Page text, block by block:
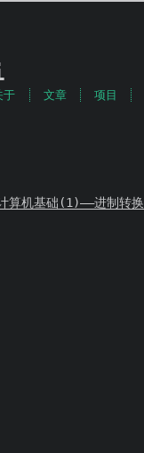
于 文章 项目
算机基础(1)——进制转